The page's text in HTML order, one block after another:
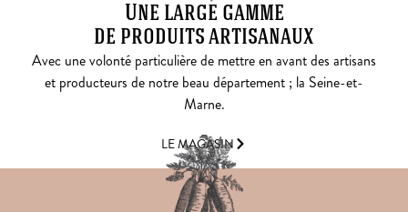
Une large gamme
de produits artisanaux
Avec une volonté particulière de mettre en avant des artisans
et producteurs de notre beau département ; la Seine-et-
Marne.
LE MAGASIN